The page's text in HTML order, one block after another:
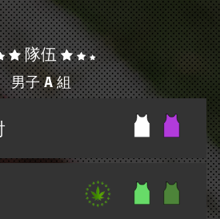
隊伍
男子 A 組